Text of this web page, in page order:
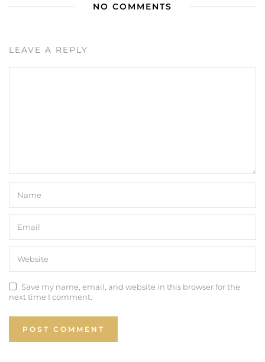
NO COMMENTS
LEAVE A REPLY
Save my name, email, and website in this browser for the
next time I comment.